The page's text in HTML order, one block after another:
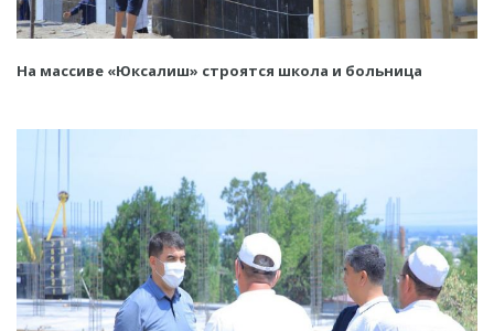
На массиве «Юксалиш» строятся школа и больница